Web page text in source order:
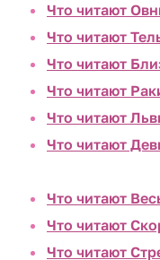
Что читают
Что читают
Что читают
Что читают
Что читают
Что читают
Что читают
Что читают
Что читают